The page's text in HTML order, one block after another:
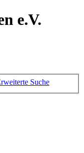
e.V.
Suche